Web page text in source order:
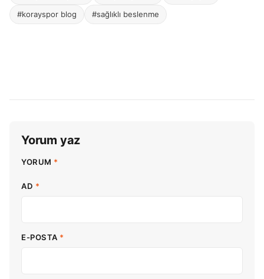
#korayspor blog #sağlıklı beslenme
Yorum yaz
YORUM *
AD *
E-POSTA *